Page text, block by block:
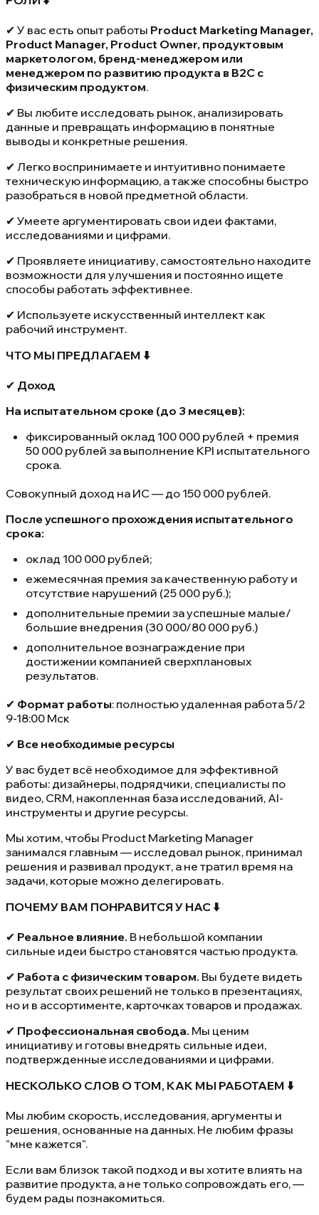
✔ У вас есть опыт работы Product Marketing Manager,
Product Manager, Product Owner, продуктовым
маркетологом, бренд-менеджером или
менеджером по развитию продукта в B2C с
физическим продуктом.
✔ Вы любите исследовать рынок, анализировать
данные и превращать информацию в понятные
выводы и конкретные решения.
✔ Легко воспринимаете и интуитивно понимаете
техническую информацию, а также способны быстро
разобраться в новой предметной области.
✔ Умеете аргументировать свои идеи фактами,
исследованиями и цифрами.
✔ Проявляете инициативу, самостоятельно находите
возможности для улучшения и постоянно ищете
способы работать эффективнее.
✔ Используете искусственный интеллект как
рабочий инструмент.
ЧТО МЫ ПРЕДЛАГАЕМ ⬇️
✔ Доход
На испытательном сроке (до 3 месяцев):
фиксированный оклад 100 000 рублей + премия
50 000 рублей за выполнение KPI испытательного
срока.
Совокупный доход на ИС — до 150 000 рублей.
После успешного прохождения испытательного
срока:
оклад 100 000 рублей;
ежемесячная премия за качественную работу и
отсутствие нарушений (25 000 руб.);
дополнительные премии за успешные малые/
большие внедрения (30 000/80 000 руб.)
дополнительное вознаграждение при
достижении компанией сверхплановых
результатов.
✔ Формат работы: полностью удаленная работа 5/2
9-18:00 Мск
✔ Все необходимые ресурсы
У вас будет всё необходимое для эффективной
работы: дизайнеры, подрядчики, специалисты по
видео, CRM, накопленная база исследований, AI-
инструменты и другие ресурсы.
Мы хотим, чтобы Product Marketing Manager
занимался главным — исследовал рынок, принимал
решения и развивал продукт, а не тратил время на
задачи, которые можно делегировать.
ПОЧЕМУ ВАМ ПОНРАВИТСЯ У НАС ⬇️
✔ Реальное влияние. В небольшой компании
сильные идеи быстро становятся частью продукта.
✔ Работа с физическим товаром. Вы будете видеть
результат своих решений не только в презентациях,
но и в ассортименте, карточках товаров и продажах.
✔ Профессиональная свобода. Мы ценим
инициативу и готовы внедрять сильные идеи,
подтвержденные исследованиями и цифрами.
НЕСКОЛЬКО СЛОВ О ТОМ, КАК МЫ РАБОТАЕМ ⬇️
Мы любим скорость, исследования, аргументы и
решения, основанные на данных. Не любим фразы
"мне кажется".
Если вам близок такой подход и вы хотите влиять на
развитие продукта, а не только сопровождать его, —
будем рады познакомиться.